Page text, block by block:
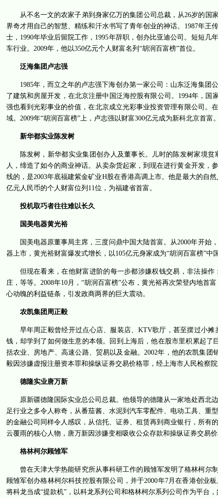
从不名一文的农家子弟到身家亿万的集团公司总裁，从26岁的国
界奇才用自己的智慧、精练和汗水书写了青年创业的神话。1987年
士，1990年毕业后留院工作，1995年辞职，创办比亚迪公司。短短
车行业。2009年，他以350亿元个人财富名列“胡润百富榜”首位。
泛海集团卢志强
1985年，而立之年的卢志强下海创办第一家公司：山东泛海集
了建筑和房屋开发，在北京注册中国泛海控股有限公司。1994年，
强也看到光彩事业的价值，在北京成立光彩事业投资管理有限公司。
域。2009年“胡润百富榜”上，卢志强以财富300亿元成为新科北京首富
新华都实业陈发树
陈发树，新华都实业集团创办人及董事长。儿时的陈发树家境
人，缔造了如今的商业神话。从卖杂货起家，到现在进行黄金开发
线的，是2003年底福建紫金矿业H股在香港高调上市。他是最大的自
亿元人民币的个人财富位列11位，为福建省首富。
投机取巧者往往难以长久
国美电器黄光裕
国美电器原董事局主席，三度问鼎中国大陆首富。从2000年开
器上市，黄光裕财富爆发式增长，以105亿元身家成为“胡润百富榜”中
但现在看来，在他财富进阶的每一步都涉嫌权钱交易，非法操
庄，等等。2008年10月，“胡润百富榜”公布，黄光裕再次荣登内地首
心动魄的利益链条，引发政商两界的巨大震动。
农凯集团周正毅
早年周正毅曾经开过点心店、服装店、KTV歌厅，甚至摆过小
钱，却学到了如何做生意的本领。回到上海后，他在股市里积累起
括农业、房地产、高速公路、贸易以及金融。2002年，他的农凯集团
毅因涉嫌虚报注册资本罪和操纵证券交易价格罪，经上海市人民检察
德隆实业唐万新
原新疆德隆国际实业总公司总裁。他领导的德隆从一家地处西北
足行业之多令人称奇，从番茄酱、水泥到汽车零配件、电动工具、
的金融公司同样令人感叹，从信托、证券、租赁再到商业银行，所有
云覆雨的核心人物，唐万新因涉嫌变相吸收公众存款和操纵证券交易
格林柯尔顾雏军
曾在天津大学热能研究所从事科研工作的顾雏军发明了格林柯尔
顾雏军创办格林柯尔科技控股有限公司，并于2000年7月在香港创业
将科龙当成“提款机”，以科龙系列公司和格林柯尔系列公司作为平台